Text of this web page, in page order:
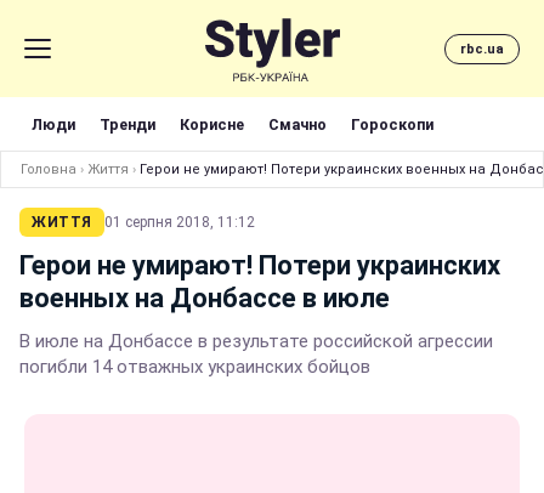
rbc.ua
Люди Тренди Корисне Смачно Гороскопи
Головна › Життя › Герои не умирают! Потери украинских военных на
ЖИТТЯ 01 серпня 2018, 11:12
Герои не умирают! Потери украинских
военных на Донбассе в июле
В июле на Донбассе в результате российской агрессии
погибли 14 отважных украинских бойцов